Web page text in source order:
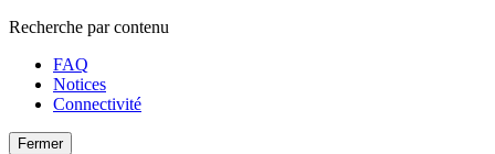
Recherche par contenu
FAQ
Notices
Connectivité
Fermer